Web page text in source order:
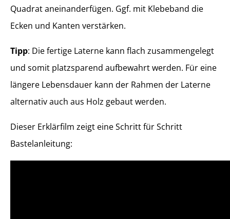
Quadrat aneinanderfügen. Ggf. mit Klebeband die
Ecken und Kanten verstärken.
Tipp: Die fertige Laterne kann flach zusammengelegt
und somit platzsparend aufbewahrt werden. Für eine
längere Lebensdauer kann der Rahmen der Laterne
alternativ auch aus Holz gebaut werden.
Dieser Erklärfilm zeigt eine Schritt für Schritt
Bastelanleitung: